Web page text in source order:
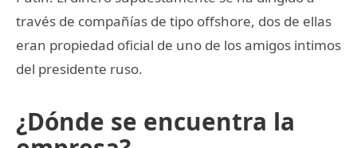
través de compañías de tipo offshore, dos de ellas
eran propiedad oficial de uno de los amigos intimos
del presidente ruso.
¿Dónde se encuentra la